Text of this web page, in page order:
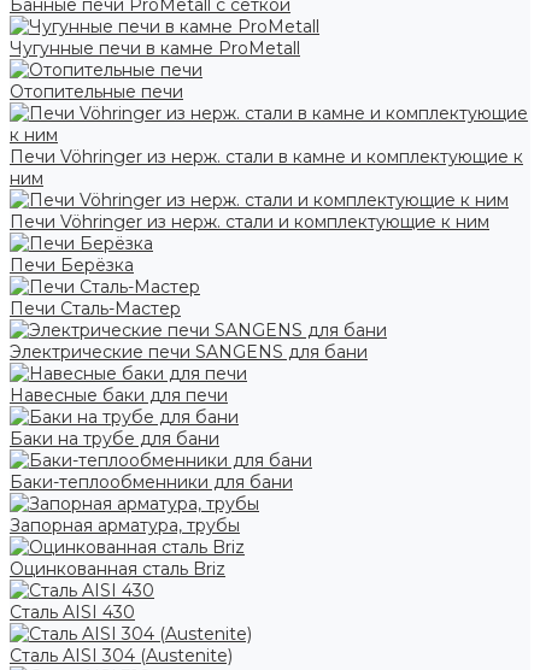
Банные печи ProMetall с сеткой
Чугунные печи в камне ProMetall
Отопительные печи
Печи Vöhringer из нерж. стали в камне и комплектующие к
ним
Печи Vöhringer из нерж. стали и комплектующие к ним
Печи Берёзка
Печи Сталь-Мастер
Электрические печи SANGENS для бани
Навесные баки для печи
Баки на трубе для бани
Баки-теплообменники для бани
Запорная арматура, трубы
Оцинкованная сталь Briz
Сталь AISI 430
Сталь AISI 304 (Austenite)